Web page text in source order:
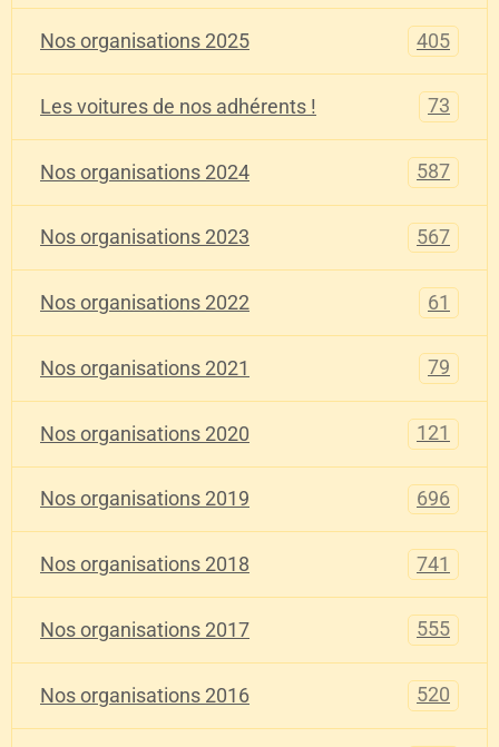
Nos organisations 2025 405
Les voitures de nos adhérents ! 73
Nos organisations 2024 587
Nos organisations 2023 567
Nos organisations 2022 61
Nos organisations 2021 79
Nos organisations 2020 121
Nos organisations 2019 696
Nos organisations 2018 741
Nos organisations 2017 555
Nos organisations 2016 520